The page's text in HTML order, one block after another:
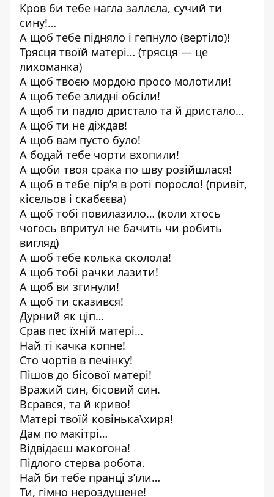
Кров би тебе нагла заллєла, сучий ти
сину!…
А щоб тебе підняло і гепнуло (вертіло)!
Трясця твоїй матері… (трясця — це
лихоманка)
А щоб твоєю мордою просо молотили!
А щоб тебе злидні обсіли!
А щоб ти падло дристало та й дристало…
А щоб ти не діждав!
А щоб вам пусто було!
А бодай тебе чорти вхопили!
А щоби твоя срака по шву розійшлася!
А щоб в тебе пір’я в роті поросло! (привіт,
кісельов і скабєєва)
А щоб тобі повилазило… (коли хтось
чогось впритул не бачить чи робить
вигляд)
А шоб тебе колька сколола!
А щоб тобі рачки лазити!
А щоб ви згинули!
А щоб ти сказився!
Дурний як ціп…
Срав пес їхній матері…
Най ті качка копне!
Сто чортів в печінку!
Пішов до бісової матері!
Вражий син, бісовий син.
Всрався, та й криво!
Матері твоїй ковінька\хиря!
Дам по макітрі…
Відвідаєш макогона!
Підлого стерва робота.
Най би тебе пранці з’їли…
Ти, гімно нероздушене!